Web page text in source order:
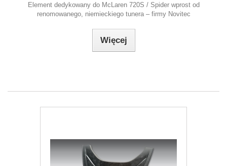
Element dedykowany do McLaren 720S / Spider wprost od
renomowanego, niemieckiego tunera – firmy Novitec
Więcej